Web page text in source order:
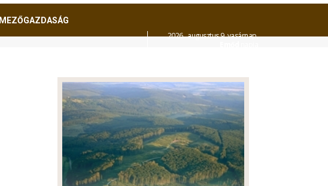
MEZŐGAZDASÁG
2026. augusztus 9. vasárnap,